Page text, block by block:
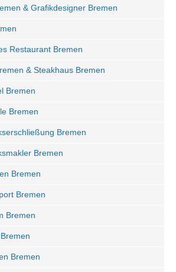
& Grafikdesigner Bremen
Restaurant Bremen
& Steakhaus Bremen
Bremen
Bremen
Bremen
Bremen
Bremen
Bremen
Bremen
Bremen